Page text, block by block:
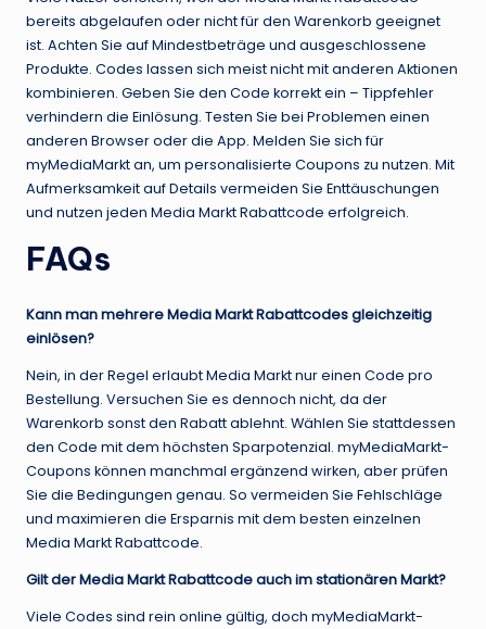
bereits abgelaufen oder nicht für den Warenkorb geeignet
ist. Achten Sie auf Mindestbeträge und ausgeschlossene
Produkte. Codes lassen sich meist nicht mit anderen Aktionen
kombinieren. Geben Sie den Code korrekt ein – Tippfehler
verhindern die Einlösung. Testen Sie bei Problemen einen
anderen Browser oder die App. Melden Sie sich für
myMediaMarkt an, um personalisierte Coupons zu nutzen. Mit
Aufmerksamkeit auf Details vermeiden Sie Enttäuschungen
und nutzen jeden Media Markt Rabattcode erfolgreich.
FAQs
Kann man mehrere Media Markt Rabattcodes gleichzeitig
einlösen?
Nein, in der Regel erlaubt Media Markt nur einen Code pro
Bestellung. Versuchen Sie es dennoch nicht, da der
Warenkorb sonst den Rabatt ablehnt. Wählen Sie stattdessen
den Code mit dem höchsten Sparpotenzial. myMediaMarkt-
Coupons können manchmal ergänzend wirken, aber prüfen
Sie die Bedingungen genau. So vermeiden Sie Fehlschläge
und maximieren die Ersparnis mit dem besten einzelnen
Media Markt Rabattcode.
Gilt der Media Markt Rabattcode auch im stationären Markt?
Viele Codes sind rein online gültig, doch myMediaMarkt-